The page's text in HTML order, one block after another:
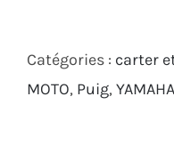
Catégories : carter
MOTO Puig YAMAHA